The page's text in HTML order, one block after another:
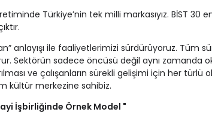
Türkiye’nin tek milli markasıyız. BİST
anlayışı ile faaliyetlerimizi sürdürüyoruz. Tüm
Sektörün sadece öncüsü değil aynı zamanda
ve çalışanların sürekli gelişimi için her
kültür merkezine sahibiz.
İşbirliğinde Örnek Model "